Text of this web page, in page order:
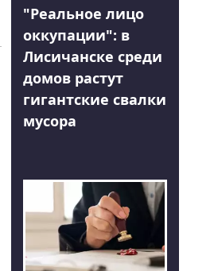
"Реальное лицо
оккупации": в
Лисичанске среди
домов растут
гигантские свалки
мусора